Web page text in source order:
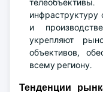
инфраструктуру
и
укрепляют
объективов,
всему региону.
Тенденции